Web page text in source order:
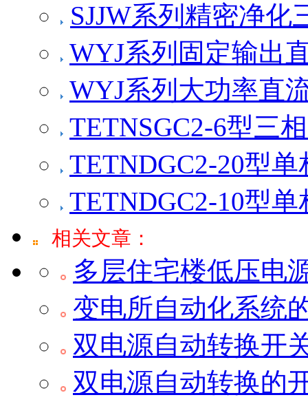
SJJW系列精密净化
WYJ系列固定输出
WYJ系列大功率直
TETNSGC2-6型三
TETNDGC2-20型
TETNDGC2-10型
相关文章：
多层住宅楼低压电
变电所自动化系统
双电源自动转换开
双电源自动转换的